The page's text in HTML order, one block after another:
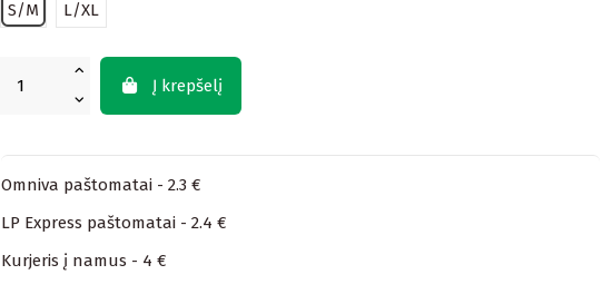
S/M
L/XL
Į krepšelį
Omniva paštomatai - 2.3 €
LP Express paštomatai - 2.4 €
Kurjeris į namus - 4 €